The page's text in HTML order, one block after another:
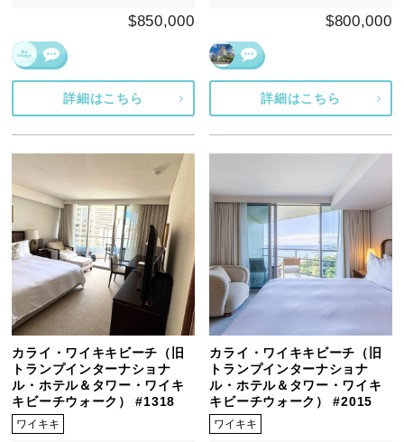
$850,000
詳細はこちら
$800,000
詳細はこちら
カライ・ワイキキビーチ（旧
トランプインターナショナ
ル・ホテル＆タワー・ワイキ
キビーチウォーク） #1318
ワイキキ
カライ・ワイキキビーチ（旧
トランプインターナショナ
ル・ホテル＆タワー・ワイキ
キビーチウォーク） #2015
ワイキキ